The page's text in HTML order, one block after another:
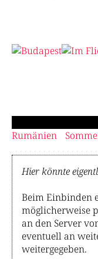
Rumänien
Hier könnte
Beim Einbinden
möglicherweise
an den Server
eventuell an
weitergegeben.